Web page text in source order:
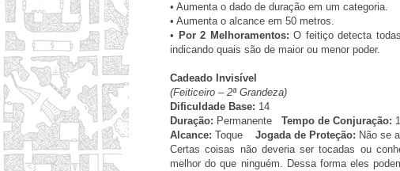
• Aumenta o dado de duração em um categoria.
• Aumenta o alcance em 50 metros.
• Por 2 Melhoramentos: O feitiço detecta
indicando quais são de maior ou menor poder.
Cadeado Invisível
(Feiticeiro – 2ª Grandeza)
Dificuldade Base: 14
Duração: Permanente Tempo de Conjuração:
Alcance: Toque Jogada de Proteção: Não se
Certas coisas não deveria ser tocadas ou
melhor do que ninguém. Dessa forma eles